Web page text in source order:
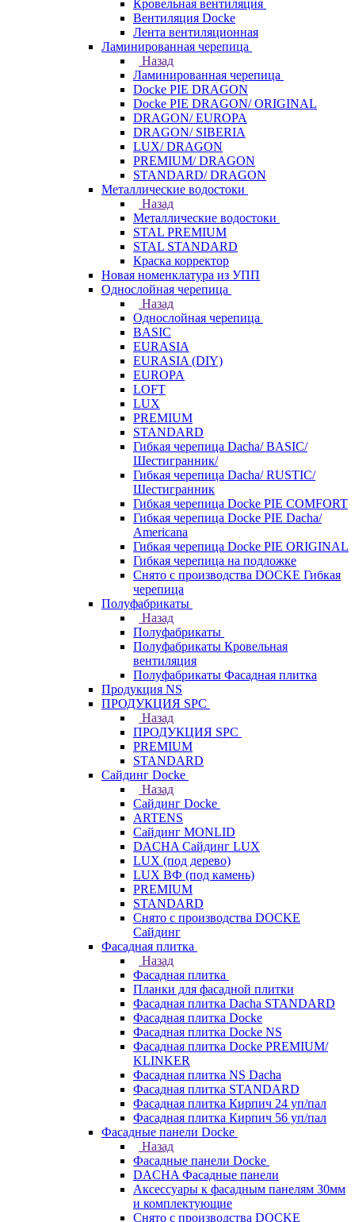
Кровельная вентиляция
Вентиляция Docke
Лента вентиляционная
Ламинированная черепица
Назад
Ламинированная черепица
Docke PIE DRAGON
Docke PIE DRAGON/ ORIGINAL
DRAGON/ EUROPA
DRAGON/ SIBERIA
LUX/ DRAGON
PREMIUM/ DRAGON
STANDARD/ DRAGON
Металлические водостоки
Назад
Металлические водостоки
STAL PREMIUM
STAL STANDARD
Краска корректор
Новая номенклатура из УПП
Однослойная черепица
Назад
Однослойная черепица
BASIC
EURASIA
EURASIA (DIY)
EUROPA
LOFT
LUX
PREMIUM
STANDARD
Гибкая черепица Dacha/ BASIC/
Шестигранник/
Гибкая черепица Dacha/ RUSTIC/
Шестигранник
Гибкая черепица Docke PIE COMFORT
Гибкая черепица Docke PIE Dacha/
Americana
Гибкая черепица Docke PIE ОRIGINАL
Гибкая черепица на подложке
Снято с производства DOCKE Гибкая
черепица
Полуфабрикаты
Назад
Полуфабрикаты
Полуфабрикаты Кровельная
вентиляция
Полуфабрикаты Фасадная плитка
Продукция NS
ПРОДУКЦИЯ SPC
Назад
ПРОДУКЦИЯ SPC
PREMIUM
STANDARD
Сайдинг Docke
Назад
Сайдинг Docke
ARTENS
Cайдинг MONLID
DACHA Сайдинг LUX
LUX (под дерево)
LUX ВФ (под камень)
PREMIUM
STANDARD
Снято с производства DOCKE
Сайдинг
Фасадная плитка
Назад
Фасадная плитка
Планки для фасадной плитки
Фасадная плитка Dacha STANDARD
Фасадная плитка Docke
Фасадная плитка Docke NS
Фасадная плитка Docke PREMIUM/
KLINKER
Фасадная плитка NS Dacha
Фасадная плитка STANDARD
Фасадная плитка Кирпич 24 уп/пал
Фасадная плитка Кирпич 56 уп/пал
Фасадные панели Docke
Назад
Фасадные панели Docke
DACHA Фасадные панели
Аксессуары к фасадным панелям 30мм
и комплектующие
Снято с производства DOCKE